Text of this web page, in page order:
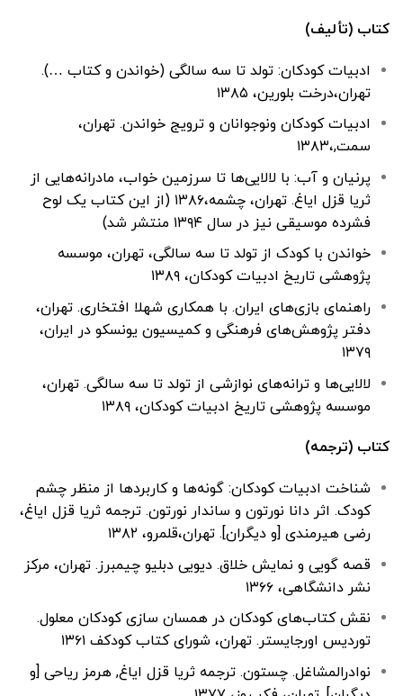
کتاب (تألیف)
ادبیات کودکان: تولد تا سه سالگی (خواندن و کتاب …).
تهران،درخت بلورین، ۱۳۸۵
ادبیات کودکان ونوجوانان و ترویج خواندن. تهران،
سمت,،۱۳۸۳
پرنیان و آب: با لالایی‌ها تا سرزمین خواب، مادرانه‌هایی از
ثریا قزل ایاغ. تهران، چشمه،۱۳۸۶ (از این کتاب یک لوح
فشرده موسیقی نیز در سال ۱۳۹۴ منتشر شد)
خواندن با کودک از تولد تا سه سالگی، تهران، موسسه
پژوهشی تاریخ ادبیات کودکان، ۱۳۸۹
راهنمای بازی‌های ایران. با همکاری شهلا افتخاری. تهران،
دفتر پژوهش‌های فرهنگی و کمیسیون یونسکو در ایران،
۱۳۷۹
لالایی‌ها و ترانه‌های نوازشی از تولد تا سه سالگی. تهران،
موسسه پژوهشی تاریخ ادبیات کودکان، ۱۳۸۹
کتاب (ترجمه)
شناخت ادبیات کودکان: گونه‌ها و کاربردها از منظر چشم
کودک. اثر دانا نورتون و ساندار نورتون. ترجمه ثریا قزل ایاغ،
رضی هیرمندی [و دیگران]. تهران،قلمرو، ۱۳۸۲
قصه گویی و نمایش خلاق. دیویی دبلیو چیمبرز. تهران، مرکز
نشر دانشگاهی، ۱۳۶۶
نقش کتاب‌های کودکان در همسان سازی کودکان معلول.
توردیس اورجایستر. تهران، شورای کتاب کودکف ۱۳۶۱
نوادرالمشاغل. چستون. ترجمه ثریا قزل ایاغ, هرمز ریاحی [و